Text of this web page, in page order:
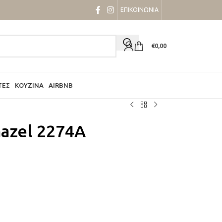
ΕΠΙΚΟΙΝΩΝΙΑ
€0,00
ΚΟΥΖΊΝΑ AIRBNB
2274A